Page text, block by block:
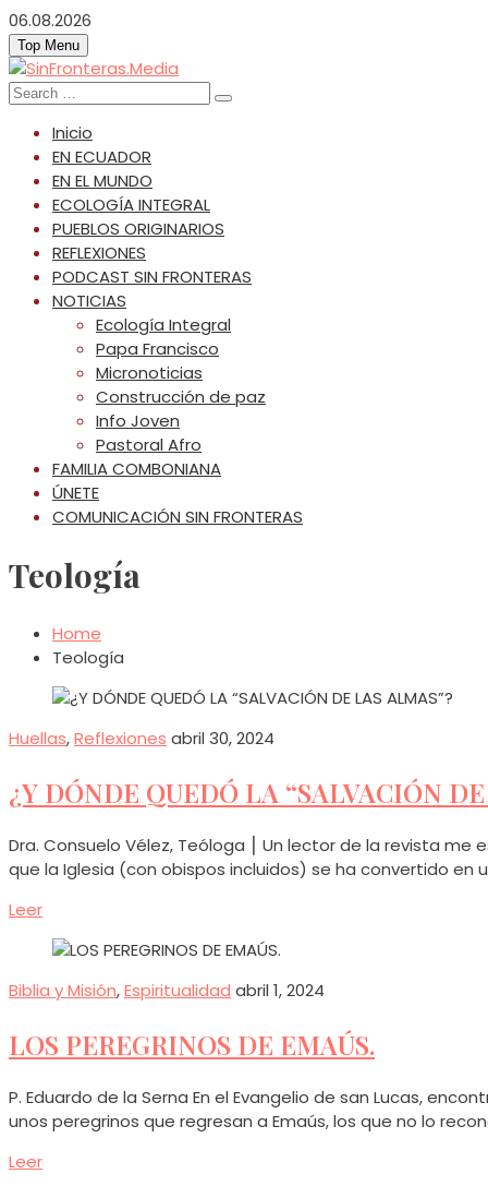
Skip
to
content
06.08.2026
Top Menu
Search
Inicio
EN ECUADOR
EN EL MUNDO
ECOLOGÍA INTEGRAL
PUEBLOS ORIGINARIOS
REFLEXIONES
PODCAST SIN FRONTERAS
NOTICIAS
Ecología Integral
Papa Francisco
Micronoticias
Construcción de paz
Info Joven
Pastoral Afro
FAMILIA COMBONIANA
ÚNETE
COMUNICACIÓN SIN FRONTERAS
Teología
Home
Teología
Huellas,Reflexiones abril 30, 2024
¿Y DÓNDE QUEDÓ LA “SALVACIÓN
Dra. Consuelo Vélez, Teóloga ⎮ Un lector de la revista
que la Iglesia (con obispos incluidos) se ha convertido en
Leer
Biblia y Misión,Espiritualidad abril 1, 2024
LOS PEREGRINOS DE EMAÚS.
P. Eduardo de la Serna En el Evangelio de san Lucas,
unos peregrinos que regresan a Emaús, los que no lo
Leer